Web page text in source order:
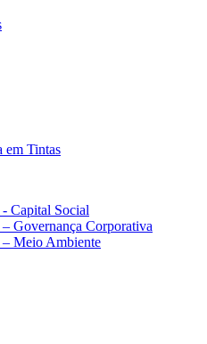
em Tintas
Capital Social
Governança Corporativa
– Meio Ambiente